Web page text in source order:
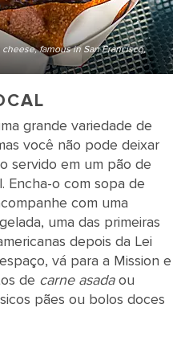
famous in San Francisco,
grande variedade de
você não pode deixar
servido em um pão de
Encha-o com sopa de
com uma
uma das primeiras
depois da Lei
vá para a Mission e
de carne asadaou
pães ou bolos doces